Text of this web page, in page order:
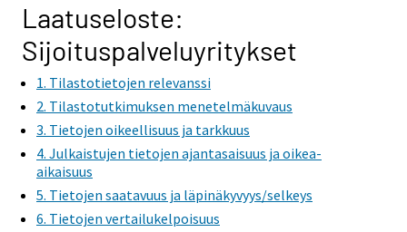
Laatuseloste:
Sijoituspalveluyritykset
1. Tilastotietojen relevanssi
2. Tilastotutkimuksen menetelmäkuvaus
3. Tietojen oikeellisuus ja tarkkuus
4. Julkaistujen tietojen ajantasaisuus ja oikea-
aikaisuus
5. Tietojen saatavuus ja läpinäkyvyys/selkeys
6. Tietojen vertailukelpoisuus